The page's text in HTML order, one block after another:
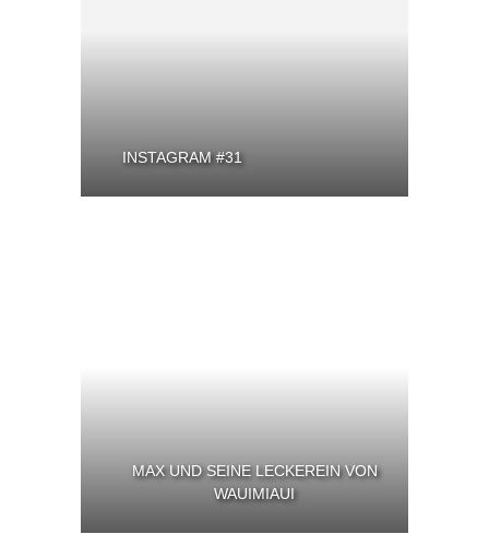
INSTAGRAM #31
MAX UND SEINE LECKEREIN VON
WAUIMIAUI